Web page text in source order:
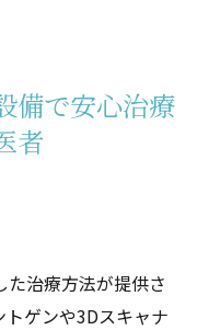
備で安心治療
者
治療方法が提供さ
ゲンや3Dスキャナ